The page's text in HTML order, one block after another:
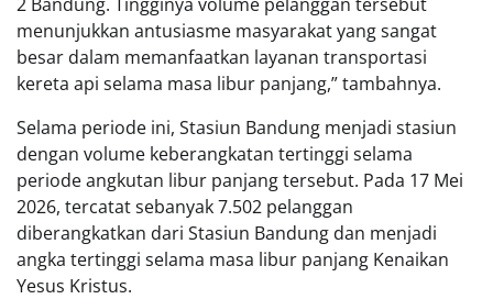
menunjukkan antusiasme masyarakat yang sangat
besar dalam memanfaatkan layanan transportasi
kereta api selama masa libur panjang,” tambahnya.
Selama periode ini, Stasiun Bandung menjadi stasiun
dengan volume keberangkatan tertinggi selama
periode angkutan libur panjang tersebut. Pada 17 Mei
2026, tercatat sebanyak 7.502 pelanggan
diberangkatkan dari Stasiun Bandung dan menjadi
angka tertinggi selama masa libur panjang Kenaikan
Yesus Kristus.